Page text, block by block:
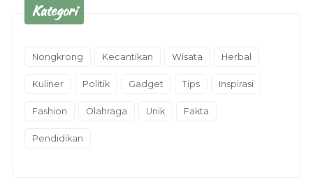
Kategori
Nongkrong Kecantikan Wisata Herbal
Kuliner Politik Gadget Tips Inspirasi
Fashion Olahraga Unik Fakta
Pendidikan